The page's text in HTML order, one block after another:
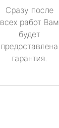
Сразу после
всех работ Вам
будет
предоставлена
гарантия.